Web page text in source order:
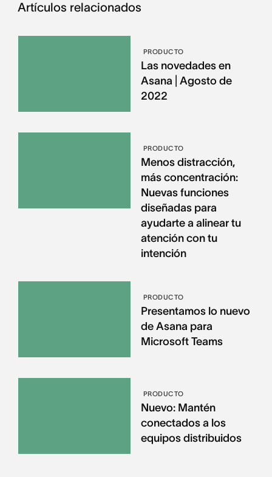
Artículos relacionados
PRODUCTO
Las novedades en
Asana | Agosto de
2022
PRODUCTO
Menos distracción,
más concentración:
Nuevas funciones
diseñadas para
ayudarte a alinear tu
atención con tu
intención
PRODUCTO
Presentamos lo nuevo
de Asana para
Microsoft Teams
PRODUCTO
Nuevo: Mantén
conectados a los
equipos distribuidos